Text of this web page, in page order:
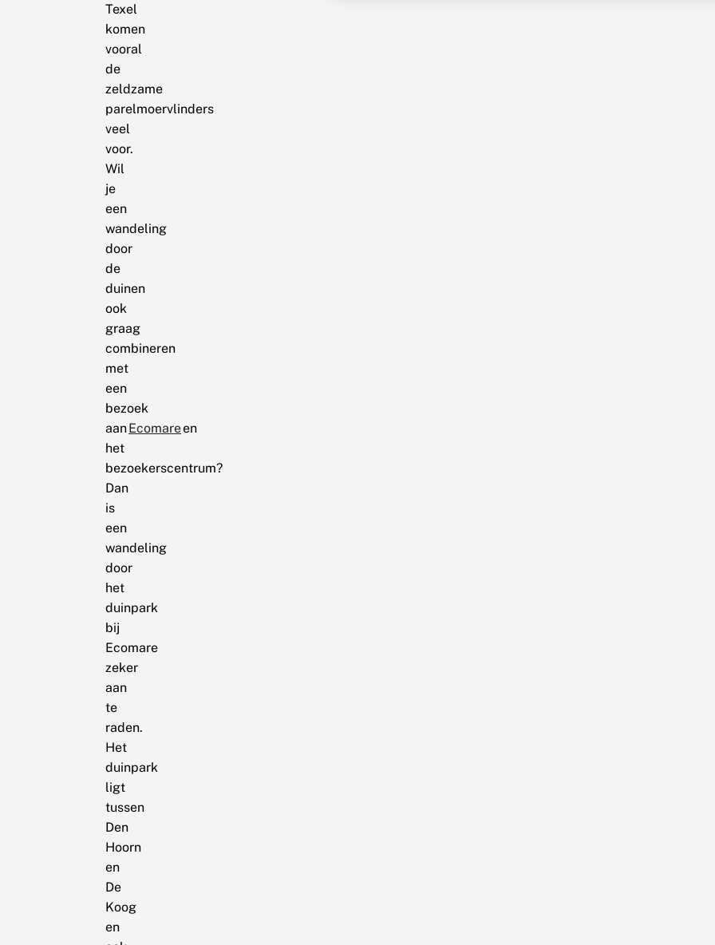
Texel
komen
vooral
de
zeldzame
parelmoervlinders
veel
voor.
Wil
je
een
wandeling
door
de
duinen
ook
graag
combineren
met
een
bezoek
aanEcomareen
het
bezoekerscentrum?
Dan
is
een
wandeling
door
het
duinpark
bij
Ecomare
zeker
aan
te
raden.
Het
duinpark
ligt
tussen
Den
Hoorn
en
De
Koog
en